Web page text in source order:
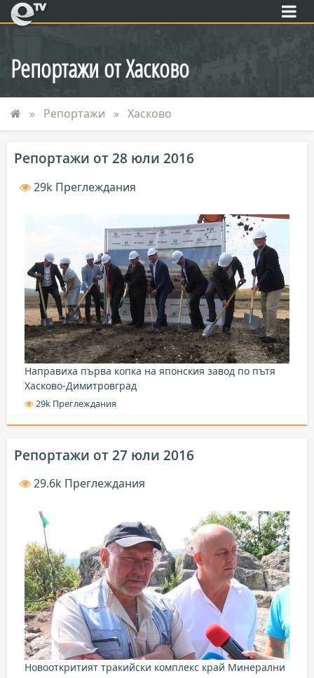
eTV
Репортажи от Хасково
Репортажи Хасково
Репортажи от 28 юли 2016
29k Преглеждания
Направиха първа копка на японския завод по пътя
Хасково-Димитровград
29k Преглеждания
Репортажи от 27 юли 2016
29.6k Преглеждания
Новооткритият тракийски комплекс край Минерални